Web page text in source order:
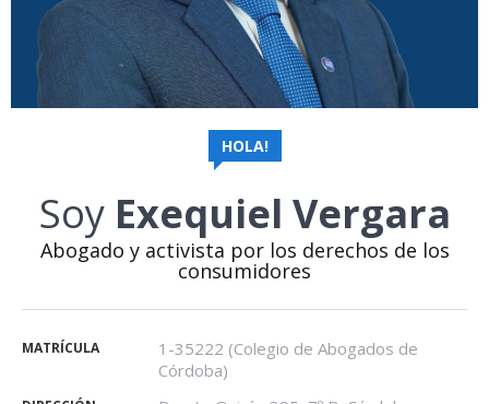
HOLA!
SoyExequiel Vergara
Abogado y activista por los derechos de los
consumidores
MATRÍCULA
1-35222 (Colegio de Abogados de
Córdoba)